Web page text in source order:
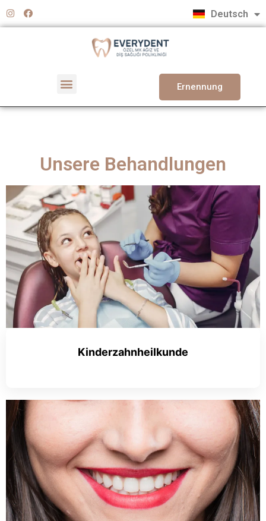
Deutsch
English
Ernennung
Unsere Behandlungen
Kinderzahnheilkunde